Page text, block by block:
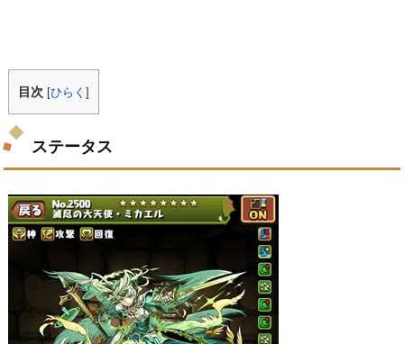
目次 [ひらく]
ステータス